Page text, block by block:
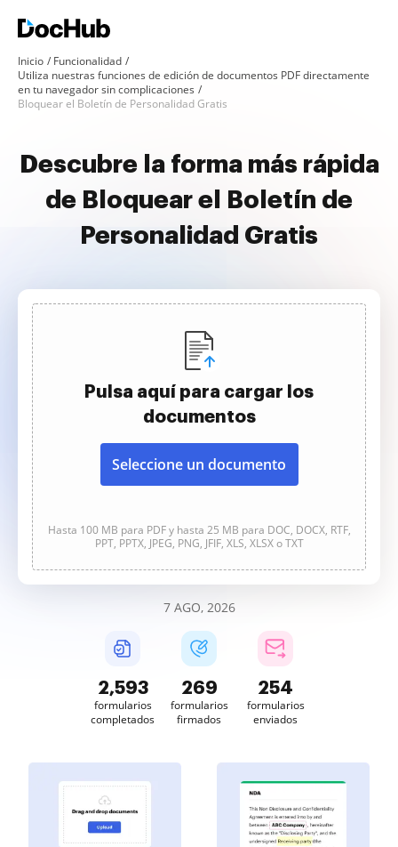
Inicio
Funcionalidad
Utiliza nuestras funciones de edición de documentos PDF directamente
en tu navegador sin complicaciones
Bloquear el Boletín de Personalidad Gratis
Descubre la forma más rápida
de Bloquear el Boletín de
Personalidad Gratis
Pulsa aquí para cargar los
documentos
Seleccione un documento
Hasta 100 MB para PDF y hasta 25 MB para DOC, DOCX, RTF,
PPT, PPTX, JPEG, PNG, JFIF, XLS, XLSX o TXT
7 AGO, 2026
2,593
formularios
completados
269
formularios
firmados
254
formularios
enviados